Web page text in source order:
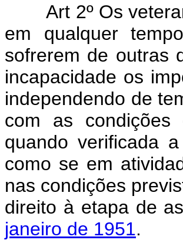
Art 2º Os
em qualquer
sofrerem de outras
incapacidade os
independendo de
com as condições
quando verificada
como se em
nas condições
direito à etapa de
janeiro de 1951.